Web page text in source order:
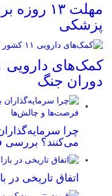
مهلت ۱۳
پزشکی
دوران جنگ
چرا
می‌کنند؟
اتفاق تاریخی در